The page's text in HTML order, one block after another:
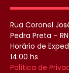
Rua Coronel
Pedra Preta –
Horário de
14:00 hs
Política de